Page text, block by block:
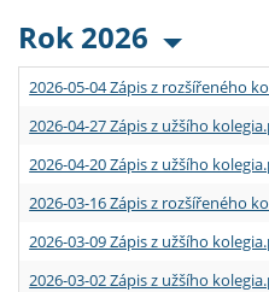
Rok 2026
2026-05-04 Zápis z rozšířeného
2026-04-27 Zápis z užšího
2026-04-20 Zápis z užšího
2026-03-16 Zápis z rozšířeného
2026-03-09 Zápis z užšího
2026-03-02 Zápis z užšího